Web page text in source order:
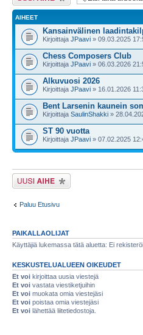
AIHEET
Kansainvälinen
Kirjoittaja JPaavi » 09.03.2025
Chess Composers Club
Kirjoittaja JPaavi » 06.03.2026
Alkuvuosi 2026
Kirjoittaja JPaavi » 16.01.2026
Bent Larsenin kaunein
Kirjoittaja SaulinShakki »
ST 90 vuotta
Kirjoittaja JPaavi » 07.02.2025
Lähetä uusi viesti
Paluu Etusivu
PAIKALLAOLIJAT
Käyttäjiä lukemassa tätä aluetta: Ei
KESKUSTELUALUEEN OIKEUDET
Et voi kirjoittaa uusia viestejä
Et voi vastata viestiketjuihin
Et voi muokata omia viestejäsi
Et voi poistaa omia viestejäsi
Et voi lähettää liitetiedostoja.